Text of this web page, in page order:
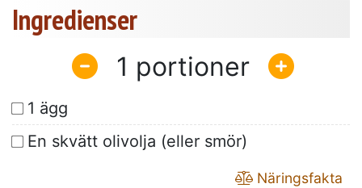
Ingredienser
1
1 ägg
En skvätt olivolja (eller smör)
Näringsfakta